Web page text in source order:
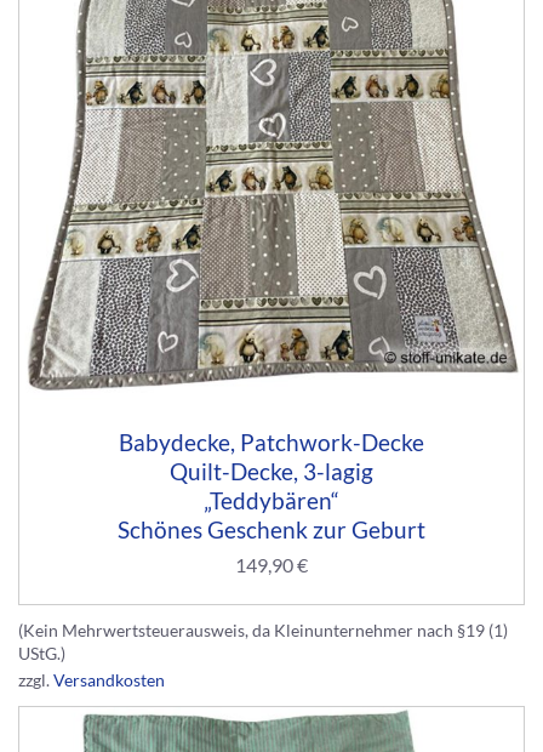
Babydecke, Patchwork-Decke
Quilt-Decke, 3-lagig
„Teddybären“
Schönes Geschenk zur Geburt
149,90€
(Kein Mehrwertsteuerausweis, da Kleinunternehmer nach §19 (1)
UStG.)
zzgl.Versandkosten